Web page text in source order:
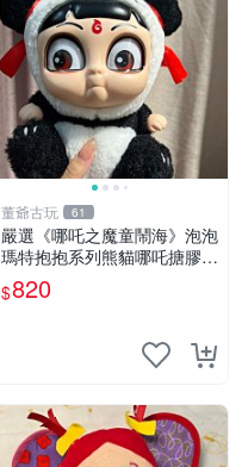
董爺古玩 61
嚴選《哪吒之魔童鬧海》泡泡
瑪特抱抱系列熊貓哪吒搪膠臉
毛絨， STATE：如圖顯示 哪
吒 毛絨公仔 泡泡瑪特
$820